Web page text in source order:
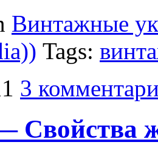
Винтажные
Tags:
3
Свойства